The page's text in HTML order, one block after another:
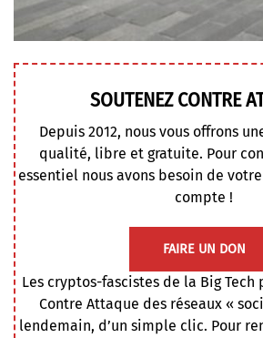
SOUTENEZ CONTRE
Depuis 2012, nous vous offrons
qualité, libre et gratuite. Pour
essentiel nous avons besoin de
compte !
FAIRE UN DON
Les cryptos-fascistes de la Big
Contre Attaque des réseaux «
lendemain, d’un simple clic. Pour